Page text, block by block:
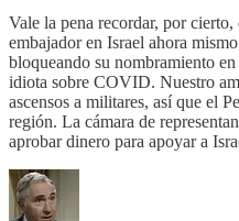
Vale la pena recordar, por
embajador en Israel ahora
bloqueando su nombramiento
idiota sobre COVID. Nuestro
ascensos a militares, así que el
región. La cámara de
aprobar dinero para apoyar a